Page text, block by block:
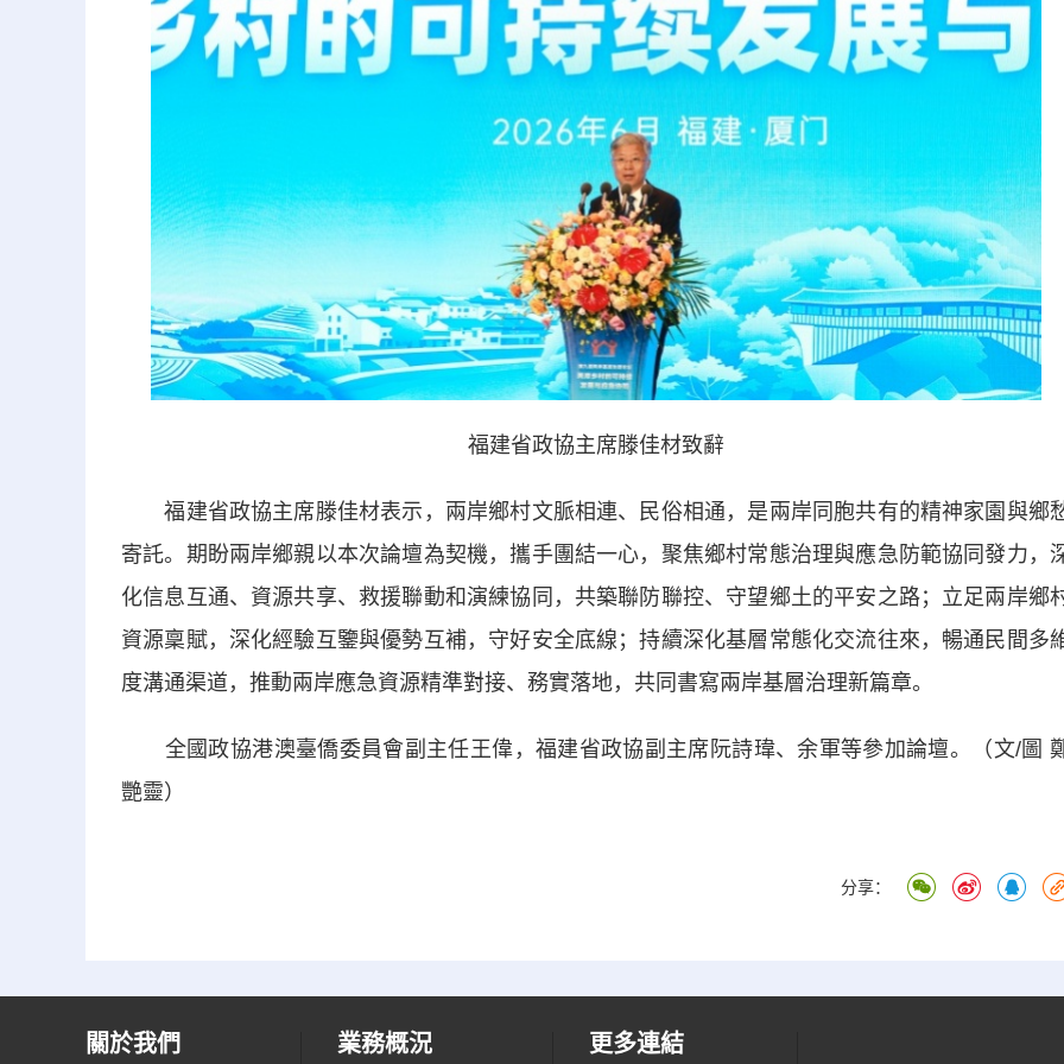
福建省政協主席滕佳材致辭
福建省政協主席滕佳材表示，兩岸鄉村文脈相連、民俗相通，是兩岸同胞共有的精神家園與鄉
寄託。期盼兩岸鄉親以本次論壇為契機，攜手團結一心，聚焦鄉村常態治理與應急防範協同發力，
化信息互通、資源共享、救援聯動和演練協同，共築聯防聯控、守望鄉土的平安之路；立足兩岸鄉
資源稟賦，深化經驗互鑒與優勢互補，守好安全底線；持續深化基層常態化交流往來，暢通民間多
度溝通渠道，推動兩岸應急資源精準對接、務實落地，共同書寫兩岸基層治理新篇章。
全國政協港澳臺僑委員會副主任王偉，福建省政協副主席阮詩瑋、余軍等參加論壇。（文/圖
艷靈）
分享：
關於我們 業務概況 更多連結